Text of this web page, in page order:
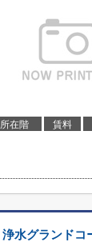
所在階 賃料
浄水グランドコ